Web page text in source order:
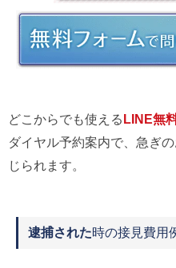
どこからでも使えるLINE無
ダイヤル予約案内で、急ぎ
じられます。
逮捕された時の接見費用